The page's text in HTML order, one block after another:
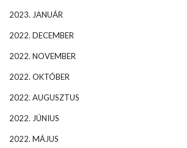
2023. JANUÁR
2022. DECEMBER
2022. NOVEMBER
2022. OKTÓBER
2022. AUGUSZTUS
2022. JÚNIUS
2022. MÁJUS